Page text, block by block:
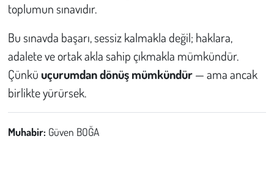
toplumun sınavıdır.
Bu sınavda başarı, sessiz kalmakla değil; haklara,
adalete ve ortak akla sahip çıkmakla mümkündür.
Çünkü uçurumdan dönüş mümkündür— ama ancak
birlikte yürürsek.
Muhabir: Güven BOĞA